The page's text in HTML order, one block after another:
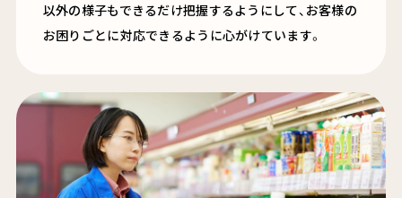
以外の様子もできるだけ把握するようにして、お客様の
お困りごとに対応できるように心がけています。